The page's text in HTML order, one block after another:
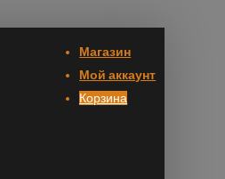
Магазин
Мой аккаунт
Корзина